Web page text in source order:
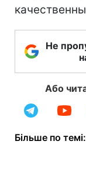
Не
Або
Більше по темі: